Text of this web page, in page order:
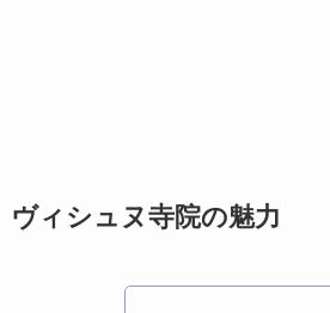
ヴィシュヌ寺院の魅力